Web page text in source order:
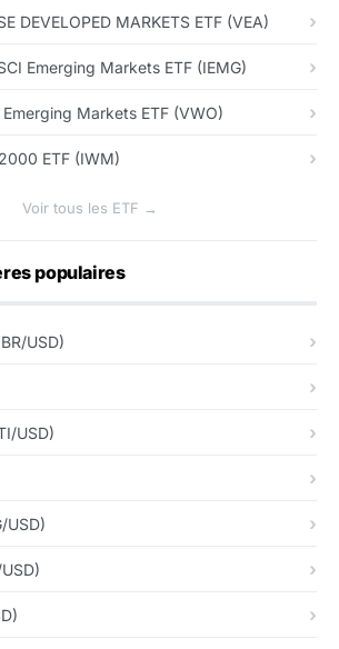
DEVELOPED MARKETS ETF (VEA)
Emerging Markets ETF (IEMG)
Markets ETF (VWO)
ETF (IWM)
Voir tous les ETF →
populaires
USD)
USD)
USD)